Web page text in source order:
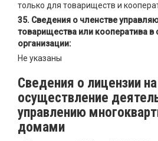
только для товариществ и
Сведения о членстве
товарищества или кооператива в
организации:
Не указаны
Сведения о лицензии на
осуществление
управлению
домами